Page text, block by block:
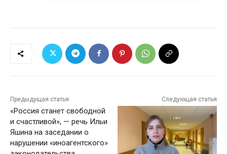
Предыдущая статья
«Россия станет свободной
и счастливой», — речь Ильи
Яшина на заседании о
нарушении «иноагентского»
Следующая статья